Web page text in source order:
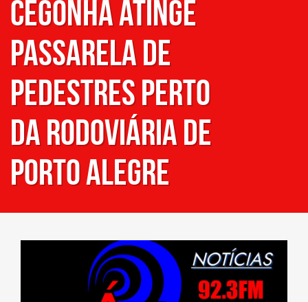
cegonha atinge
passarela de
pedestres perto
da Rodoviária de
Porto Alegre